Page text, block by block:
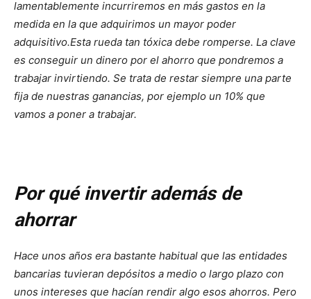
lamentablemente incurriremos en más gastos en la
medida en la que adquirimos un mayor poder
adquisitivo.Esta rueda tan tóxica debe romperse. La clave
es conseguir un dinero por el ahorro que pondremos a
trabajar invirtiendo. Se trata de restar siempre una parte
fija de nuestras ganancias, por ejemplo un 10% que
vamos a poner a trabajar.
Por qué invertir además de
ahorrar
Hace unos años era bastante habitual que las entidades
bancarias tuvieran depósitos a medio o largo plazo con
unos intereses que hacían rendir algo esos ahorros. Pero